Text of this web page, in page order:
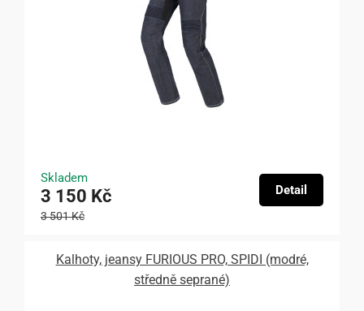
Skladem
3 150 Kč
3 501 Kč
Detail
Kalhoty, jeansy FURIOUS PRO, SPIDI (modré,
středně seprané)